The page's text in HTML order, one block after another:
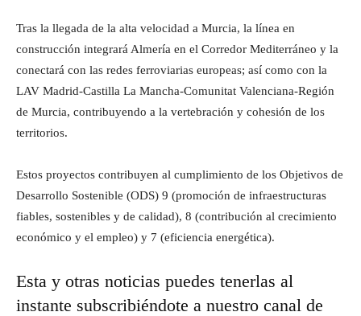
Tras la llegada de la alta velocidad a Murcia, la línea en
construcción integrará Almería en el Corredor Mediterráneo y la
conectará con las redes ferroviarias europeas; así como con la
LAV Madrid-Castilla La Mancha-Comunitat Valenciana-Región
de Murcia, contribuyendo a la vertebración y cohesión de los
territorios.
Estos proyectos contribuyen al cumplimiento de los Objetivos de
Desarrollo Sostenible (ODS) 9 (promoción de infraestructuras
fiables, sostenibles y de calidad), 8 (contribución al crecimiento
económico y el empleo) y 7 (eficiencia energética).
Esta y otras noticias puedes tenerlas al
instante subscribiéndote a nuestro canal de